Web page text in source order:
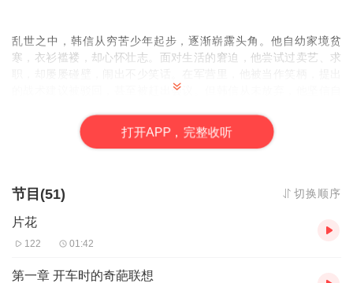
乱世之中，韩信从穷苦少年起步，逐渐崭露头角。他自幼家境贫
寒，衣衫褴褛，却心怀壮志。面对生活的窘迫，他尝试过卖艺、求
的战术建议被驳回，甚至被赶出会议。但韩信从未放弃，他坚信自
能，终于得到认可，开启了传奇之路。然而，命运的波折才刚刚开
始，他能否在乱世中成就一番伟业？
打开APP，完整收听
节目(51) 切换顺序
片花
122 01:42
第一章 开车时的奇葩联想